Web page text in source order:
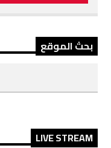
بحث الموقع
LIVE STREAM